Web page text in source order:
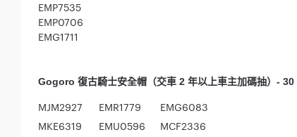
EMP7535
EMP0706
EMG1711
Gogoro 復古騎士安全帽（交車 2 年以上車主加碼抽）- 30
MJM2927 EMR1779
EMG6083
MKE6319
EMU0596
MCF2336